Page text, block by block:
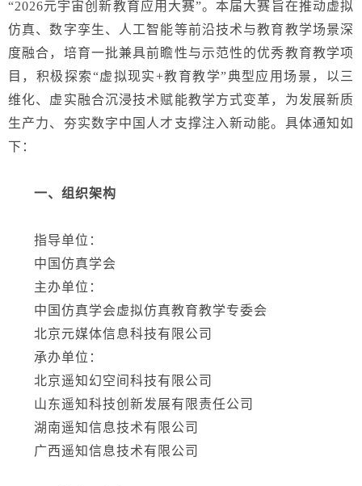
“2026元宇宙创新教育应用大赛”。本届大赛旨在推动虚拟
仿真、数字孪生、 人工智能等前沿技术与教育教学场景深
度融合，培育一批兼具前瞻性与示范性的优秀教育教学项
目，积极探索“虚拟现实+教育教学”典型应用场景，以三
维化、虚实融合沉浸技术赋能教学方式变革，为发展新质
生产力、夯实数字中国人才支撑注入新动能。 具体通知如
下：
一、组织架构
指导单位：
中国仿真学会
主办单位：
中国仿真学会虚拟仿真教育教学专委会
北京元媒体信息科技有限公司
承办单位：
北京遥知幻空间科技有限公司
山东遥知科技创新发展有限责任公司
湖南遥知信息技术有限公司
广西遥知信息技术有限公司